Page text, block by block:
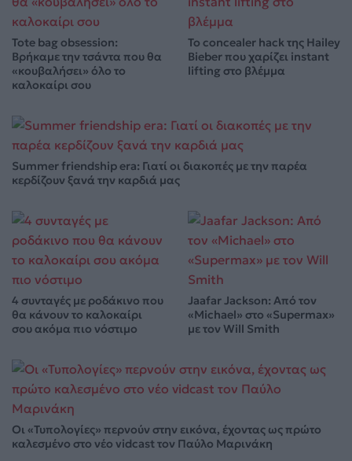
Tote bag obsession:
Βρήκαμε την τσάντα που θα
«κουβαλήσει» όλο το
καλοκαίρι σου
Το concealer hack της Hailey
Bieber που χαρίζει instant
lifting στο βλέμμα
Summer friendship era: Γιατί οι διακοπές με την παρέα
κερδίζουν ξανά την καρδιά μας
4 συνταγές με ροδάκινο που
θα κάνουν το καλοκαίρι
σου ακόμα πιο νόστιμο
Jaafar Jackson: Από τον
«Michael» στο «Supermax»
με τον Will Smith
Οι «Τυπολογίες» περνούν στην εικόνα, έχοντας ως πρώτο
καλεσμένο στο νέο vidcast τον Παύλο Μαρινάκη